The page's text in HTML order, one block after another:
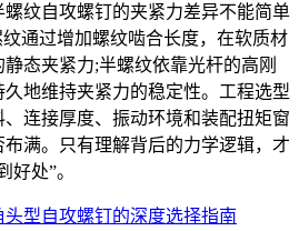
纹自攻螺钉的夹紧力差异不能简单
通过增加螺纹啮合长度，在软质材
态夹紧力;半螺纹依靠光杆的高刚
地维持夹紧力的稳定性。工程选型
连接厚度、振动环境和装配扭矩窗
满。只有理解背后的力学逻辑，才
好处”。
型自攻螺钉的深度选择指南